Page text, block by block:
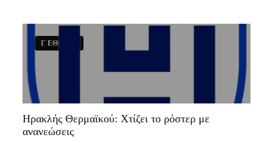
Γ ΕΘΝΙΚΗ
Ηρακλής Θερμαϊκού: Χτίζει το ρόστερ με
ανανεώσεις